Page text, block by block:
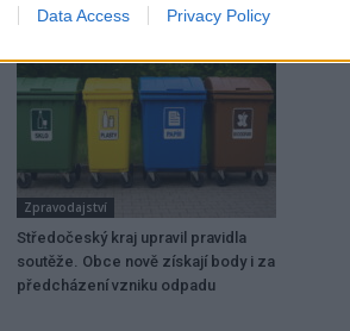
Data Access Privacy Policy
Zpravodajství
Středočeský kraj upravil pravidla
soutěže. Obce nově získají body i za
předcházení vzniku odpadu